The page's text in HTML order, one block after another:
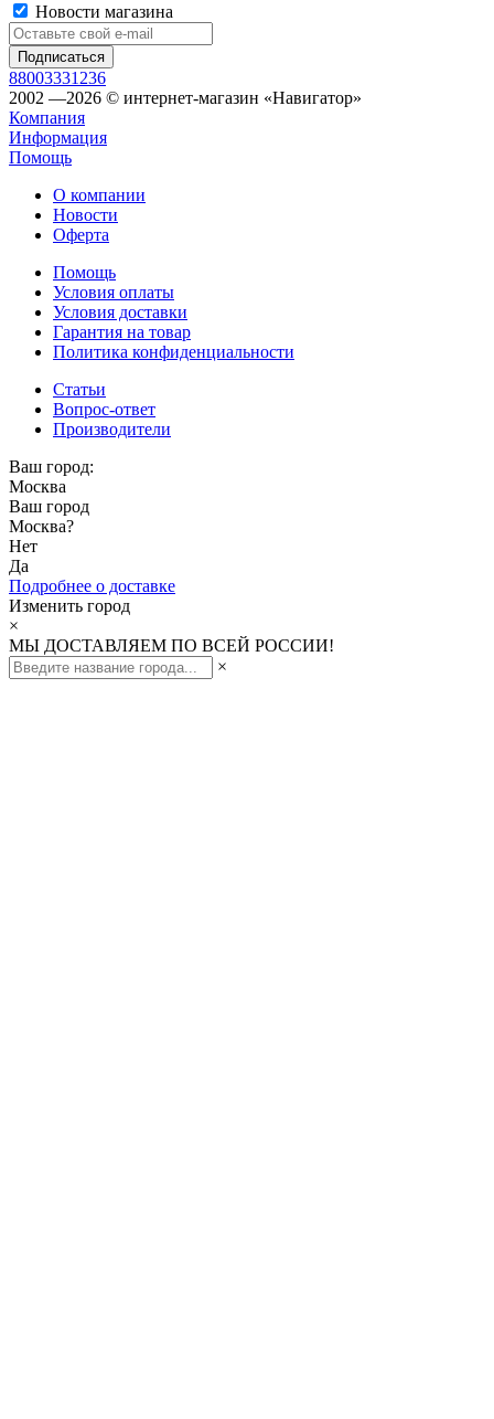
Новости магазина
88003331236
2002 —2026 © интернет-магазин «Навигатор»
Компания
Информация
Помощь
О компании
Новости
Оферта
Помощь
Условия оплаты
Условия доставки
Гарантия на товар
Политика конфиденциальности
Статьи
Вопрос-ответ
Производители
Ваш город:
Москва
Ваш город
Москва?
Нет
Да
Подробнее о доставке
Изменить город
×
МЫ ДОСТАВЛЯЕМ ПО ВСЕЙ РОССИИ!
×